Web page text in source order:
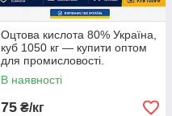
Оцтова кислота 80% Україна,
куб 1050 кг — купити оптом
для промисловості.
В наявності
75 ₴/кг